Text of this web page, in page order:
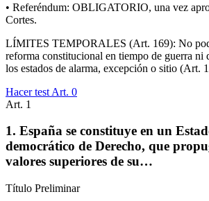
• Referéndum: OBLIGATORIO, una vez
Cortes.
LÍMITES TEMPORALES (Art. 169): No
reforma constitucional en tiempo de guerra ni
los estados de alarma, excepción o sitio (Art.
Hacer test Art. 0
Art. 1
1. España se constituye en un
democrático de Derecho, que
valores superiores de su…
Título Preliminar